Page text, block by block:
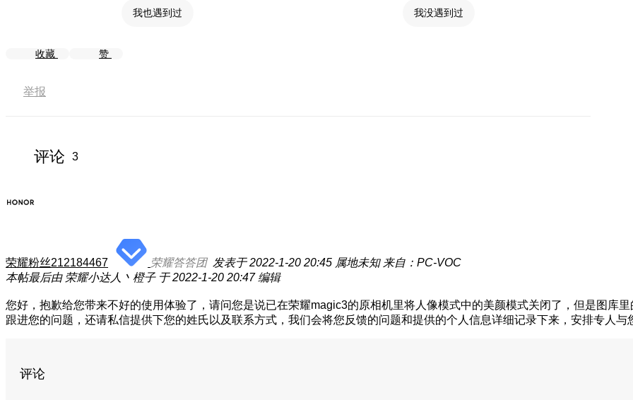
我也遇到过 我没遇到过
收藏 赞
举报
评论 3
荣耀粉丝212184467 荣耀答答团 发表于 2022-1-20 20:45 属地未知 来自：PC-VOC
本帖最后由 荣耀小达人丶橙子 于 2022-1-20 20:47 编辑
您好，抱歉给您带来不好的使用体验了，请问您是说已在荣耀magic3的原相机里将人像模式中的美颜模式关闭了，但是图库
跟进您的问题，还请私信提供下您的姓氏以及联系方式，我们会将您反馈的问题和提供的个人信息详细记录下来，安排专人与
评论